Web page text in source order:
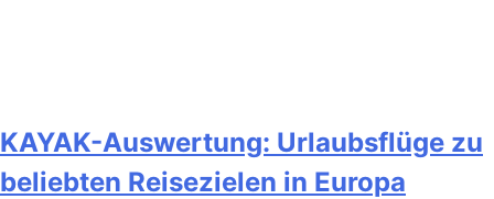
KAYAK-Auswertung: Urlaubsflüge zu
beliebten Reisezielen in Europa